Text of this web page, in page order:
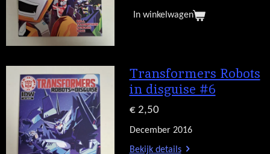
In winkelwagen
Transformers Robots
in disguise #6
€ 2,50
December 2016
Bekijk details